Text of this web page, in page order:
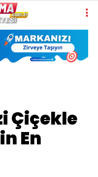
Çiçekle
En